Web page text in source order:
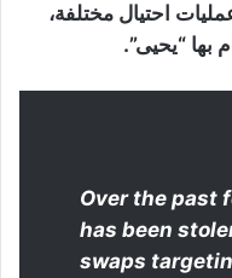
احتيال مختلفة،
بها “يحيى”.
Over the past
has been
swaps